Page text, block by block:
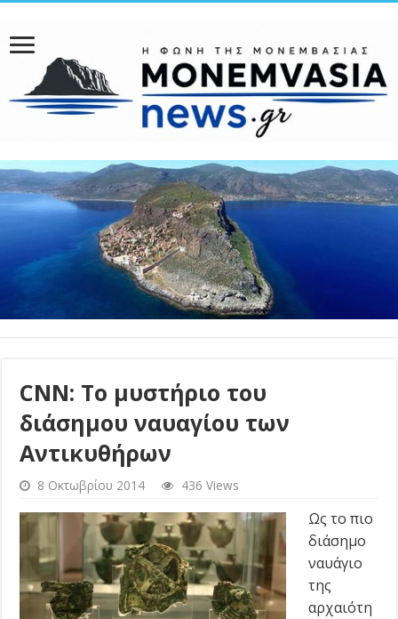
CNN: Το μυστήριο του
διάσημου ναυαγίου των
Αντικυθήρων
8 Οκτωβρίου 2014 436 Views
Ως το πιο
διάσημο
ναυάγιο
της
αρχαιότη